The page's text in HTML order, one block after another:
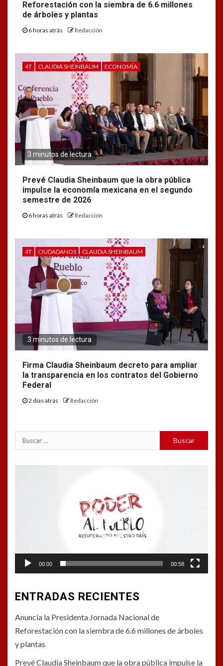
Reforestación con la siembra de 6.6 millones
de árboles y plantas
6 horas atrás Redacción
4T CLAUDIA SHEINBAUM ECONOMÍA
3 minutos de lectura
Prevé Claudia Sheinbaum que la obra pública
impulse la economía mexicana en el segundo
semestre de 2026
6 horas atrás Redacción
4T CIUDADANOS CLAUDIA SHEINBAUM
3 minutos de lectura
Firma Claudia Sheinbaum decreto para ampliar
la transparencia en los contratos del Gobierno
Federal
2 días atrás Redacción
Buscar:
00:00 00:58
ENTRADAS RECIENTES
Anuncia la Presidenta Jornada Nacional de
Reforestación con la siembra de 6.6 millones de árboles
y plantas
Prevé Claudia Sheinbaum que la obra pública impulse la